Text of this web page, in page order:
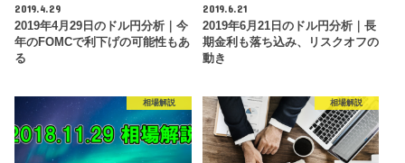
2019.4.29
2019年4月29日のドル円分析｜今
年のFOMCで利下げの可能性もあ
る
2019.6.21
2019年6月21日のドル円分析｜長
期金利も落ち込み、リスクオフの
動き
相場解説 相場解説